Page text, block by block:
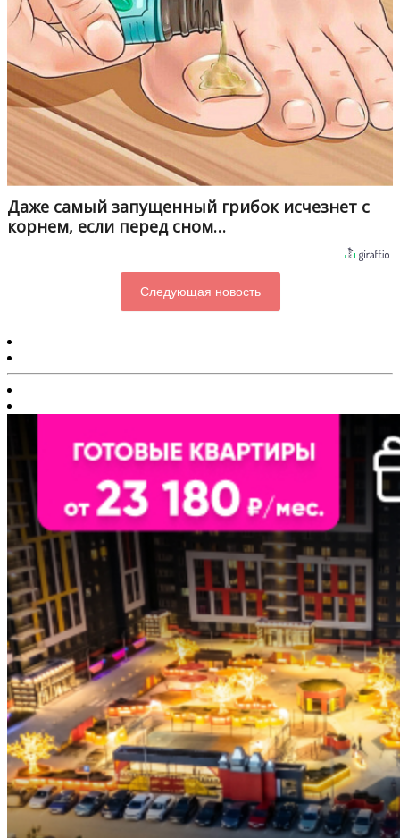
Даже самый запущенный грибок исчезнет с
корнем, если перед сном…
Следующая новость